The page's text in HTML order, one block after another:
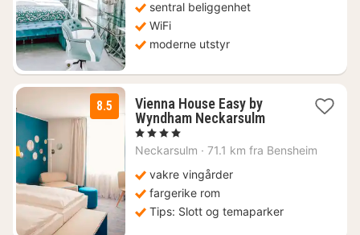
kr.
sentral beliggenhet
WiFi
moderne utstyr
8.5
Vienna House Easy by
Wyndham Neckarsulm2
fra
, 4 Stjerner
Neckarsulm · 71.1 km fra Bensheim
vakre vingårder
fargerike rom
Tips: Slott og temaparker